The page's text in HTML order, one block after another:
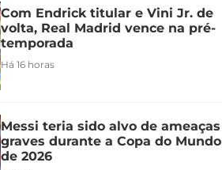
Com Endrick titular e Vini Jr. de
volta, Real Madrid vence na pré-
temporada
Há 16 horas
Messi teria sido alvo de ameaças
graves durante a Copa do Mundo
de 2026